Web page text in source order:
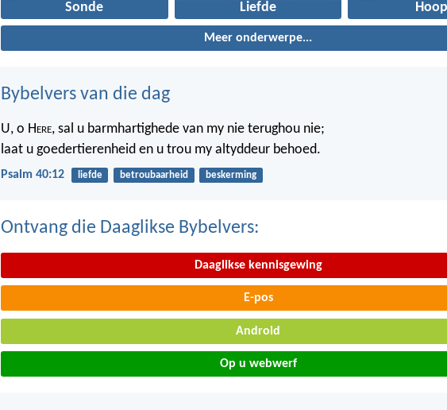
Sonde Liefde Hoop
Meer onderwerpe...
Bybelvers van die dag
U, o Here, sal u barmhartighede van my nie terughou nie;
laat u goedertierenheid en u trou my altyddeur behoed.
Psalm 40:12 liefde betroubaarheid beskerming
Ontvang die Daaglikse Bybelvers:
Daaglikse kennisgewing
E-pos
Android
Op u webwerf